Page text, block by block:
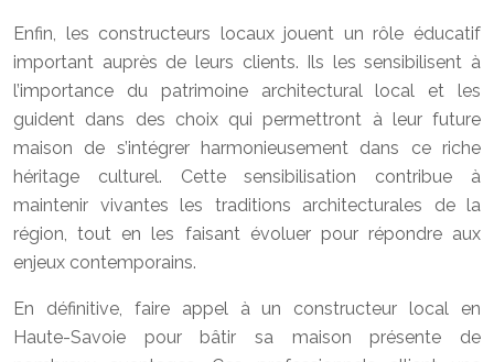
Enfin, les constructeurs locaux jouent un rôle éducatif
important auprès de leurs clients. Ils les sensibilisent à
l’importance du patrimoine architectural local et les
guident dans des choix qui permettront à leur future
maison de s’intégrer harmonieusement dans ce riche
héritage culturel. Cette sensibilisation contribue à
maintenir vivantes les traditions architecturales de la
région, tout en les faisant évoluer pour répondre aux
enjeux contemporains.
En définitive, faire appel à un constructeur local en
Haute-Savoie pour bâtir sa maison présente de